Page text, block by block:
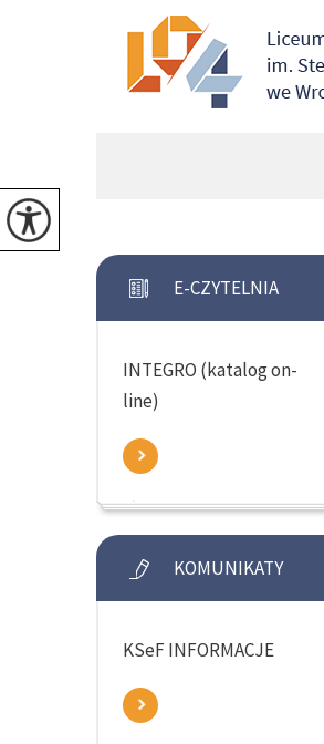
E-CZYTELNIA
INTEGRO (katalog on-
line)
KOMUNIKATY
KSeF INFORMACJE